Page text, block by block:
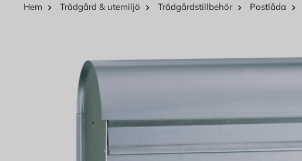
Hem Trädgård & utemiljö Trädgårdstillbehör Postlåda